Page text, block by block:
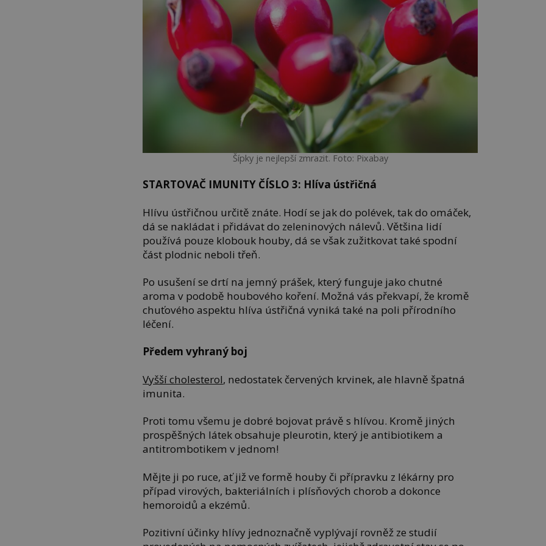
Šípky je nejlepší zmrazit. Foto: Pixabay
STARTOVAČ IMUNITY ČÍSLO 3: Hlíva ústřičná
Hlívu ústřičnou určitě znáte. Hodí se jak do polévek, tak do omáček,
dá se nakládat i přidávat do zeleninových nálevů. Většina lidí
používá pouze klobouk houby, dá se však zužitkovat také spodní
část plodnic neboli třeň.
Po usušení se drtí na jemný prášek, který funguje jako chutné
aroma v podobě houbového koření. Možná vás překvapí, že kromě
chuťového aspektu hlíva ústřičná vyniká také na poli přírodního
léčení.
Předem vyhraný boj
Vyšší cholesterol, nedostatek červených krvinek, ale hlavně špatná
imunita.
Proti tomu všemu je dobré bojovat právě s hlívou. Kromě jiných
prospěšných látek obsahuje pleurotin, který je antibiotikem a
antitrombotikem v jednom!
Mějte ji po ruce, ať již ve formě houby či přípravku z lékárny pro
případ virových, bakteriálních i plísňových chorob a dokonce
hemoroidů a ekzémů.
Pozitivní účinky hlívy jednoznačně vyplývají rovněž ze studií